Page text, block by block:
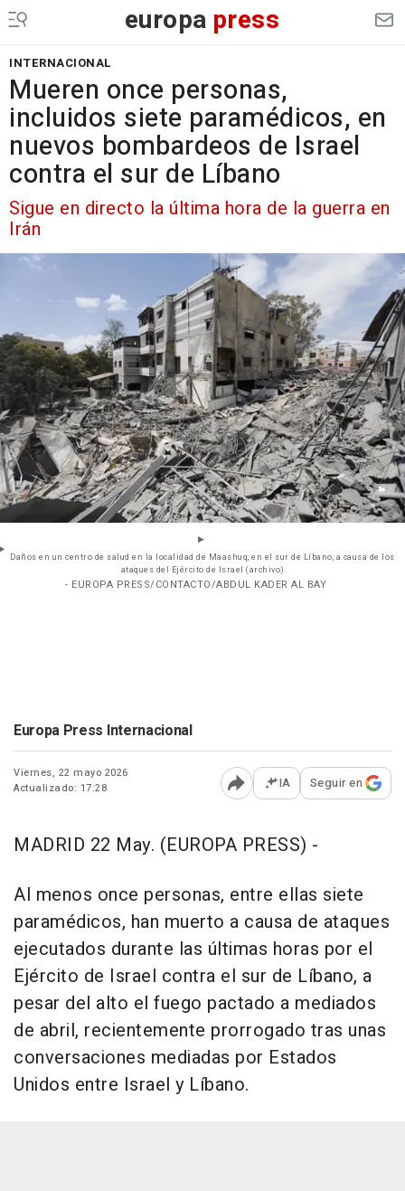
europa press
INTERNACIONAL
Mueren once personas,
incluidos siete paramédicos, en
nuevos bombardeos de Israel
contra el sur de Líbano
Sigue en directo la última hora de la guerra en
Irán
Daños en un centro de salud en la localidad de Maashuq, en el sur de Líbano, a causa de los
ataques del Ejército de Israel (archivo)
- EUROPA PRESS/CONTACTO/ABDUL KADER AL BAY
Europa Press Internacional
Viernes, 22 mayo 2026
Actualizado: 17:28
Abrir opciones para
IA Seguir en
MADRID 22 May. (EUROPA PRESS) -
Al menos once personas, entre ellas siete
paramédicos, han muerto a causa de ataques
ejecutados durante las últimas horas por el
Ejército de Israel contra el sur de Líbano, a
pesar del alto el fuego pactado a mediados
de abril, recientemente prorrogado tras unas
conversaciones mediadas por Estados
Unidos entre Israel y Líbano.